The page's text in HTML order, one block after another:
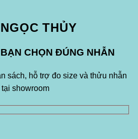
THỦY
CHỌN ĐÚNG NHẪN
sách, hỗ trợ đo size và thửu nhẫn
tại showroom